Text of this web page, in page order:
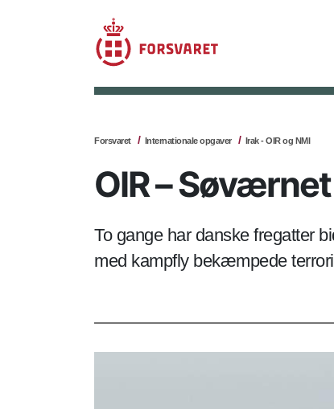
Forsvaret Internationale opgaver Irak - OIR og NMI
OIR –
To gange har danske fregatter
med kampfly bekæmpede